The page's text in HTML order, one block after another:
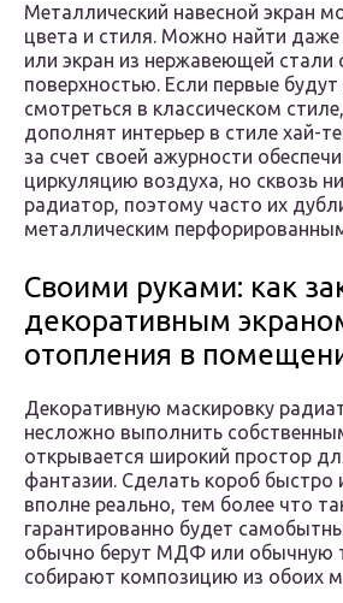
Металлический навесной экран
цвета и стиля. Можно найти
или экран из нержавеющей стали
поверхностью. Если первые
смотреться в классическом
дополнят интерьер в стиле хай-
за счет своей ажурности
циркуляцию воздуха, но сквозь
радиатор, поэтому часто их
металлическим
Своими руками: как
декоративным
отопления в
Декоративную маскировку
несложно выполнить
открывается широкий простор
фантазии. Сделать короб быстро
вполне реально, тем более что
гарантированно будет
обычно берут МДФ или обычную
собирают композицию из обоих